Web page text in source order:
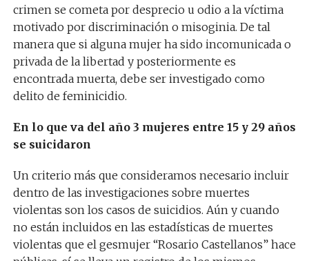
crimen se cometa por desprecio u odio a la víctima
motivado por discriminación o misoginia. De tal
manera que si alguna mujer ha sido incomunicada o
privada de la libertad y posteriormente es
encontrada muerta, debe ser investigado como
delito de feminicidio.
En lo que va del año 3 mujeres entre 15 y 29 años
se suicidaron
Un criterio más que consideramos necesario incluir
dentro de las investigaciones sobre muertes
violentas son los casos de suicidios. Aún y cuando
no están incluidos en las estadísticas de muertes
violentas que el gesmujer “Rosario Castellanos” hace